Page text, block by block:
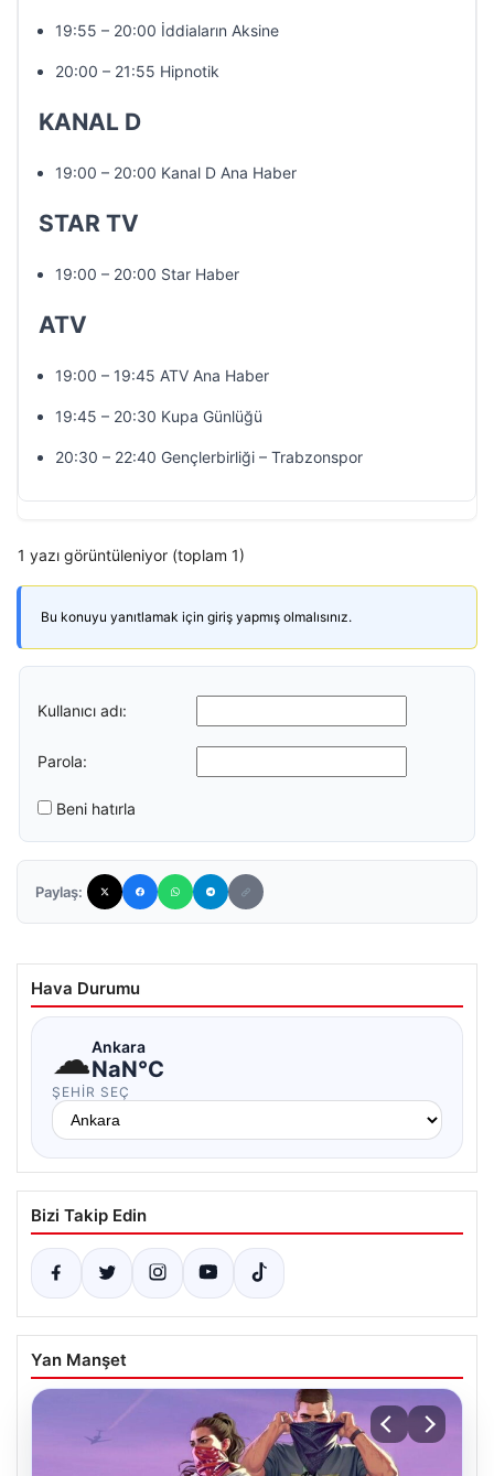
19:55 – 20:00 İddiaların Aksine
20:00 – 21:55 Hipnotik
KANAL D
19:00 – 20:00 Kanal D Ana Haber
STAR TV
19:00 – 20:00 Star Haber
ATV
19:00 – 19:45 ATV Ana Haber
19:45 – 20:30 Kupa Günlüğü
20:30 – 22:40 Gençlerbirliği – Trabzonspor
1 yazı görüntüleniyor (toplam 1)
Bu konuyu yanıtlamak için giriş yapmış olmalısınız.
Kullanıcı adı:
Parola:
Beni hatırla
Paylaş:
Hava Durumu
☁Ankara
NaN°C
ŞEHIR SEÇ
Bizi Takip Edin
Yan Manşet